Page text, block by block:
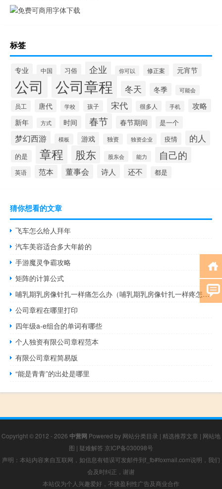
标签
专业 中国 习俗 企业 你可以 修正案 元宵节
公司 公司章程 冬天 冬季 可能会
员工 唐代 学校 孩子 宋代 很多人 手机 攻略
新年 方式 时间 春节 春节期间 是一个
梦幻西游 模板 游戏 独资 独资企业 疫情 的人
的是 章程 股东 股东会 能力 自己的
英语 范本 董事会 诗人 还不 都是
猜你想看的文章
飞车怎么给人拜年
汽车美容适合多大年龄的
手游魔灵争霸攻略
矩阵的计算公式
哺乳期乳房像针扎一样痛怎么办（哺乳期乳房像针扎一样疼怎么回事）
公司章程在哪里打印
四年级a-e组合的单词有哪些
个人独资有限公司章程范本
有限公司章程简易版
“能是青青”的出处是哪里
Copyright © 2012 - 2026 中营网 Powered by 网站分类目录 | 精选推荐文章 | 网站地
图 | 疑难解答 京ICP备030098号
声明：本站内容来自互联网，如信息有错误可发邮件到f_fb#foxmail.com说明，我们
会及时纠正，谢谢
本站仅为个人兴趣爱好，不接盈利性广告及商业合作